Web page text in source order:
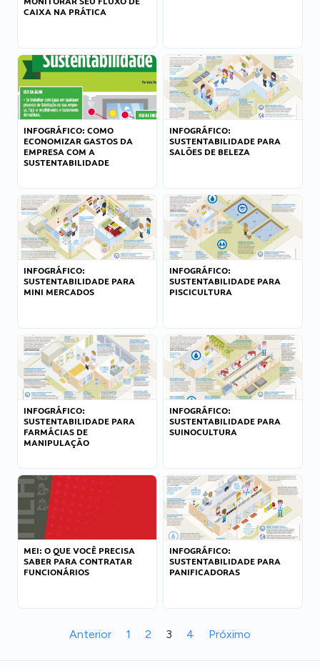
CAIXA NA PRÁTICA
INFOGRÁFICO: COMO
ECONOMIZAR GASTOS DA
EMPRESA COM A
SUSTENTABILIDADE
INFOGRÁFICO:
SUSTENTABILIDADE PARA
SALÕES DE BELEZA
INFOGRÁFICO:
SUSTENTABILIDADE PARA
MINI MERCADOS
INFOGRÁFICO:
SUSTENTABILIDADE PARA
PISCICULTURA
INFOGRÁFICO:
SUSTENTABILIDADE PARA
FARMÁCIAS DE
MANIPULAÇÃO
INFOGRÁFICO:
SUSTENTABILIDADE PARA
SUINOCULTURA
MEI: O QUE VOCÊ PRECISA
SABER PARA CONTRATAR
FUNCIONÁRIOS
INFOGRÁFICO:
SUSTENTABILIDADE PARA
PANIFICADORAS
Anterior 1 2 3 4 Próximo